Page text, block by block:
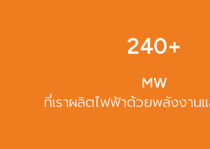
240+
MW
ที่เราผลิตไฟฟ้าด้วยพลังงาน